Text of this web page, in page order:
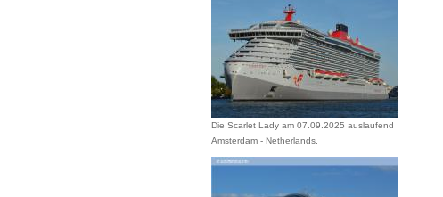
Die Scarlet Lady am 07.09.2025 auslaufend
Amsterdam - Netherlands.